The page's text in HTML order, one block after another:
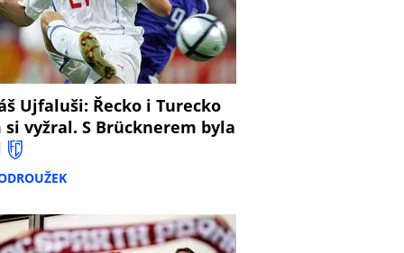
Ujfaluši: Řecko i Turecko
si vyžral. S Brücknerem byla
8